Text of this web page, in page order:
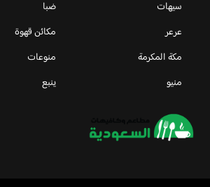
سيهات
ضبا
عرعر
مكائن قهوة
مكة المكرمة
منوعات
منيو
ينبع